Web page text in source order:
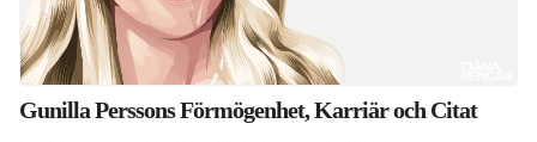
Gunilla Perssons Förmögenhet, Karriär och Citat